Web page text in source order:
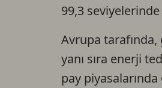
99,3
Avrupa tarafında,
yanı sıra enerji
pay